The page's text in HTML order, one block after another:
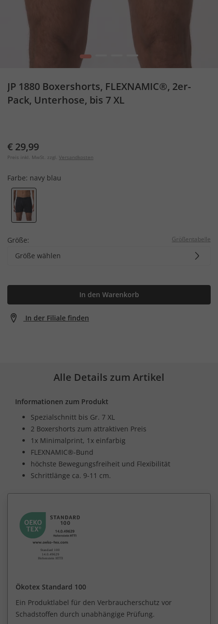
1
JP 1880 Boxershorts, FLEXNAMIC®, 2er-
Pack, Unterhose, bis 7 XL
€ 29,99
Preis inkl. MwSt. zzgl. Versandkosten
Farbe: navy blau
Größe: Größentabelle
Größe wählen
In den Warenkorb
In der Filiale finden
Alle Details zum Artikel
Informationen zum Produkt
Spezialschnitt bis Gr. 7 XL
2 Boxershorts zum attraktiven Preis
1x Minimalprint, 1x einfarbig
FLEXNAMIC®-Bund
höchste Bewegungsfreiheit und Flexibilität
Schrittlänge ca. 9-11 cm.
Ökotex Standard 100
Ein Produktlabel für den Verbraucherschutz vor
Schadstoffen durch unabhängige Prüfung.